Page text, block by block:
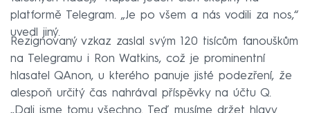
platformě Telegram. „Je po všem a nás vodili za nos,“
uvedl jiný.
Rezignovaný vzkaz zaslal svým 120 tisícům fanouškům
na Telegramu i Ron Watkins, což je prominentní
hlasatel QAnon, u kterého panuje jisté podezření, že
alespoň určitý čas nahrával příspěvky na účtu Q.
„Dali jsme tomu všechno. Teď musíme držet hlavy